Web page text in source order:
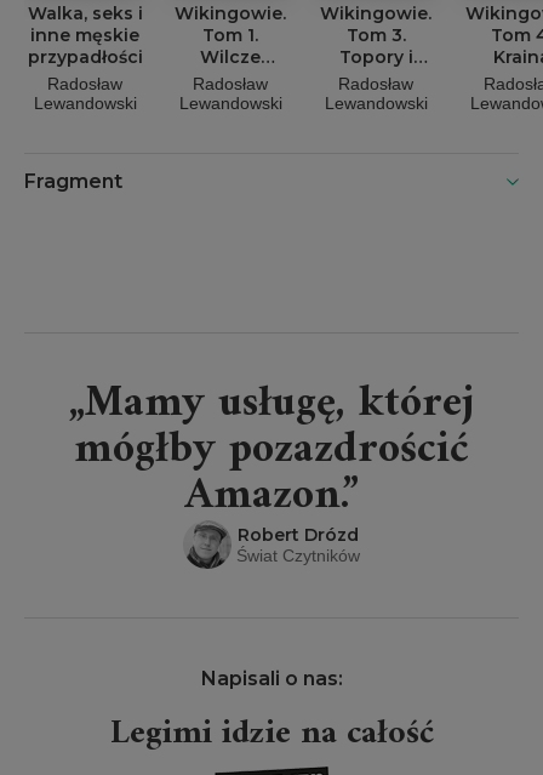
Walka, seks i
inne męskie
przypadłości
Radosław
Lewandowski
Wikingowie.
Tom 1.
Wilcze
dziedzictwo
Radosław
Lewandowski
Wikingowie.
Tom 3.
Topory i
sejmitary
Radosław
Lewandowski
Tom
Fragment
„Mamy usługę, której
mógłby pozazdrościć
Amazon.”
Robert Drózd
Świat Czytników
Napisali o nas:
Legimi idzie na całość